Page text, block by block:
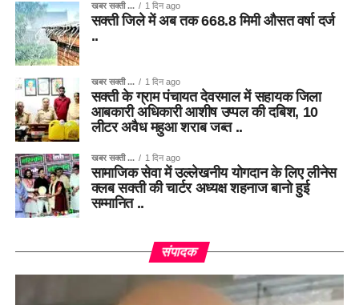
खबर सक्ती ... 1 दिन ago
सक्ती जिले में अब तक 668.8 मिमी औसत वर्षा दर्ज
..
खबर सक्ती ... 1 दिन ago
सक्ती के ग्राम पंचायत देवरमाल में सहायक जिला
आबकारी अधिकारी आशीष उप्पल की दबिश, 10
लीटर अवैध महुआ शराब जब्त ..
खबर सक्ती ... 1 दिन ago
सामाजिक सेवा में उल्लेखनीय योगदान के लिए लीनेस
क्लब सक्ती की चार्टर अध्यक्ष शहनाज बानो हुई
सम्मानित ..
संपादक